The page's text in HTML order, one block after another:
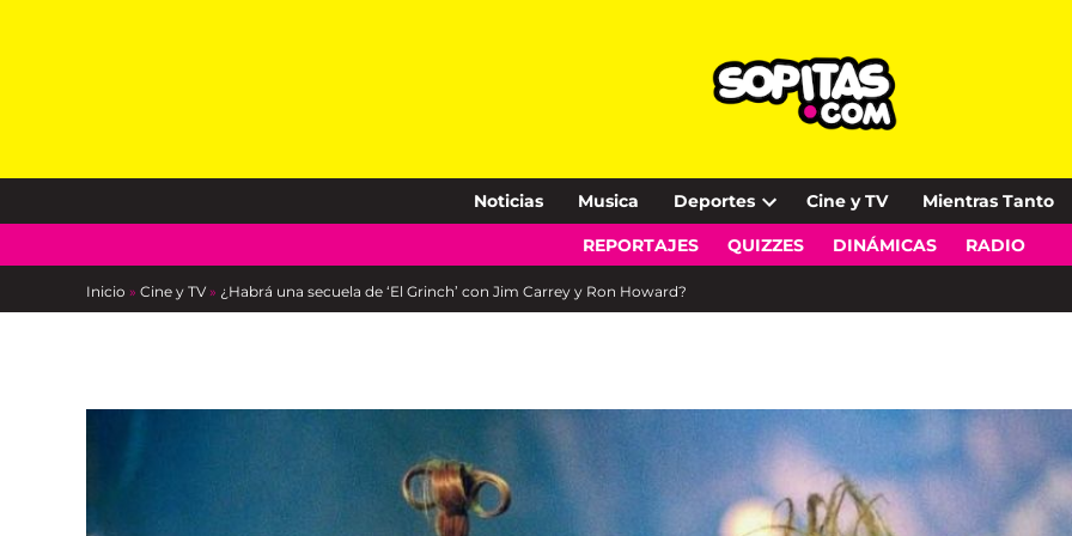
Noticias Musica Deportes
Open
dropdown
Cine y TV Mientras Tanto
REPORTAJES QUIZZES DINÁMICAS RADIO
Inicio » Cine y TV » ¿Habrá una secuela de ‘El Grinch’ con Jim Carrey y Ron Howard?